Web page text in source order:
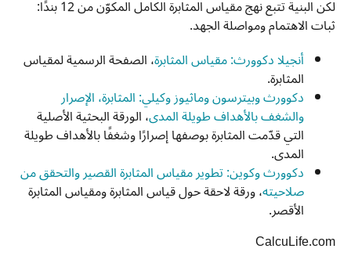
لكن البنية تتبع نهج مقياس المثابرة الكامل المكوّن من 12 بندًا:
ثبات الاهتمام ومواصلة الجهد.
أنجيلا دكوورث: مقياس المثابرة، الصفحة الرسمية لمقياس
المثابرة.
دكوورث وبيترسون وماثيوز وكيلي: المثابرة، الإصرار
والشغف بالأهداف طويلة المدى، الورقة البحثية الأصلية
التي قدّمت المثابرة بوصفها إصرارًا وشغفًا بالأهداف طويلة
المدى.
دكوورث وكوين: تطوير مقياس المثابرة القصير والتحقق من
صلاحيته، ورقة لاحقة حول قياس المثابرة ومقياس المثابرة
الأقصر.
CalcuLife.com